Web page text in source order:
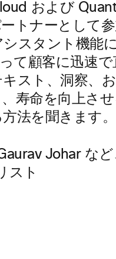
および
トナーとして
スタント機能
て顧客に迅速
スト、洞察、
寿命を向上さ
法を聞きます。